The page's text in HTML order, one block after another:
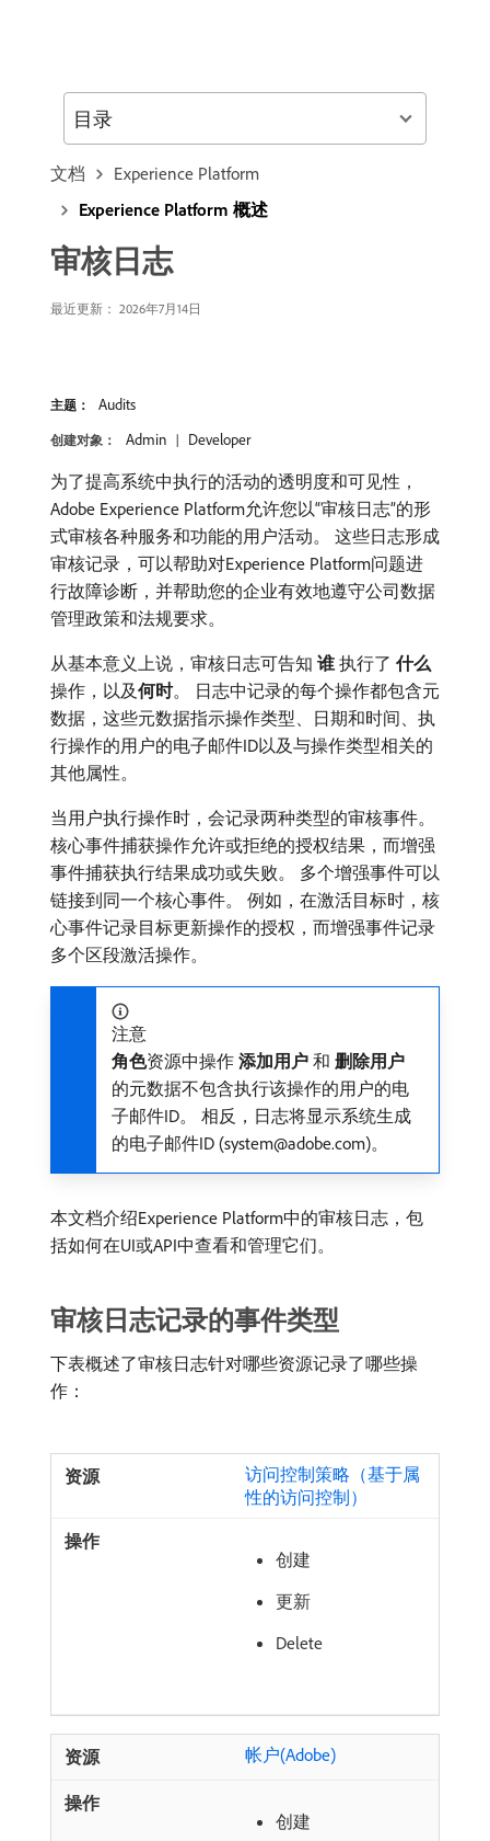
文档
Experience Platform
Experience Platform 概述
审核日志
最近更新： 2026年7月14日
主题： Audits
创建对象： Admin Developer
为了提高系统中执行的活动的透明度和可见性，
Adobe Experience Platform允许您以“审核日志”的形
式审核各种服务和功能的用户活动。 这些日志形成
审核记录，可以帮助对Experience Platform问题进
行故障诊断，并帮助您的企业有效地遵守公司数据
管理政策和法规要求。
从基本意义上说，审核日志可告知​ 谁 ​执行了​ 什么
操作，以及​何时。 日志中记录的每个操作都包含元
数据，这些元数据指示操作类型、日期和时间、执
行操作的用户的电子邮件ID以及与操作类型相关的
其他属性。
当用户执行操作时，会记录两种类型的审核事件。
核心事件捕获操作允许或拒绝的授权结果，而增强
事件捕获执行结果成功或失败。 多个增强事件可以
链接到同一个核心事件。 例如，在激活目标时，核
心事件记录目标更新操作的授权，而增强事件记录
多个区段激活操作。
注意
角色​资源中操作​ 添加用户 ​和​ 删除用户
的元数据不包含执行该操作的用户的电
子邮件ID。 相反，日志将显示系统生成
的电子邮件ID (system@adobe.com)。
本文档介绍Experience Platform中的审核日志，包
括如何在UI或API中查看和管理它们。
审核日志记录的事件类型
下表概述了审核日志针对哪些资源记录了哪些操
作：
访问控制策略（基于属
性的访问控制）
创建
更新
Delete
帐户(Adobe)
创建
目录